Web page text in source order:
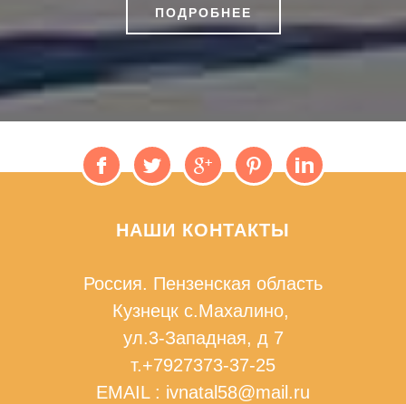
ПОДРОБНЕЕ
НАШИ КОНТАКТЫ
Россия. Пензенская область
Кузнецк с.Махалино,
ул.3-Западная, д 7
т.+7927373-37-25
EMAIL : ivnatal58@mail.ru